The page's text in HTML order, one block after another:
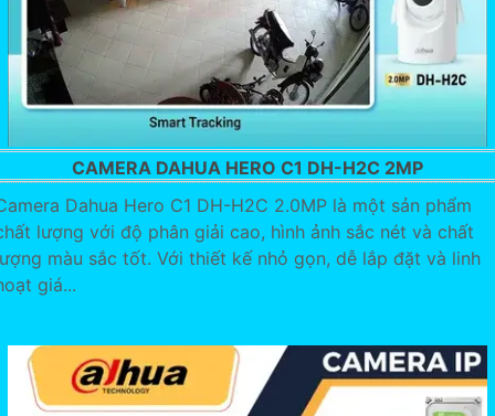
CAMERA DAHUA HERO C1 DH-H2C 2MP
Dahua Hero C1 DH-H2C 2.0MP là một sản phẩm
lượng với độ phân giải cao, hình ảnh sắc nét và chất
màu sắc tốt. Với thiết kế nhỏ gọn, dễ lắp đặt và linh
giá...